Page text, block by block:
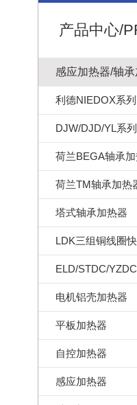
产品中心/
感应加热器/轴
DJW/DJD/YL系列
荷兰BEGA轴承
荷兰TM轴承加热
塔式轴承加热器
LDK三组铜线圈
ELD/STDC/
电机铝壳加热器
平板加热器
自控加热器
感应加热器